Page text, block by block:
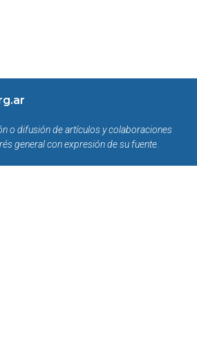
o difusión de artículos y colaboraciones
general con expresión de su fuente.